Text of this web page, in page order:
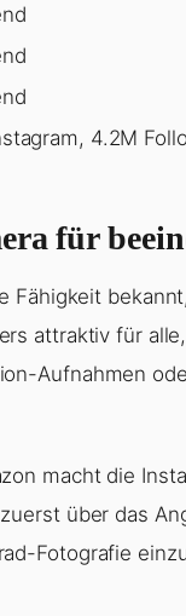
4.2M
für
Fähigkeit
attraktiv für
Aufnahmen
macht die
über das
Fotografie